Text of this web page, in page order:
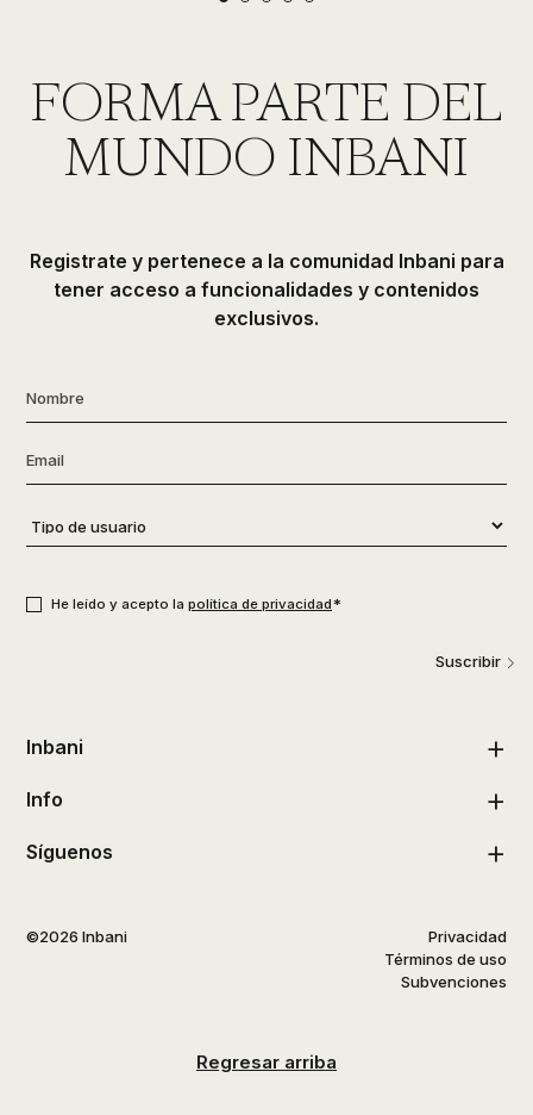
FORMA PARTE DEL
MUNDO INBANI
Registrate y pertenece a la comunidad Inbani para
tener acceso a funcionalidades y contenidos
exclusivos.
Nombre
Email
Tipo
de
He leído y acepto la política de privacidad*
Suscribir
Inbani
Info
Síguenos
©2026 Inbani
Privacidad
Términos de uso
Subvenciones
Regresar arriba